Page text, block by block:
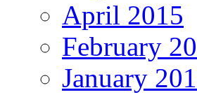
April 2015
February
January